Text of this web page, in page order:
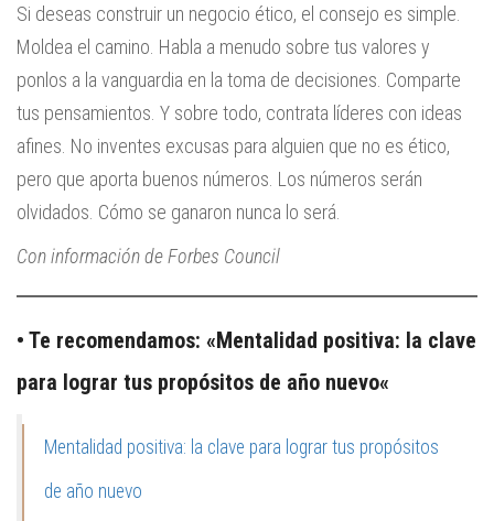
Si deseas construir un negocio ético, el consejo es simple.
Moldea el camino. Habla a menudo sobre tus valores y
ponlos a la vanguardia en la toma de decisiones. Comparte
tus pensamientos. Y sobre todo, contrata líderes con ideas
afines. No inventes excusas para alguien que no es ético,
pero que aporta buenos números. Los números serán
olvidados. Cómo se ganaron nunca lo será.
Con información de Forbes Council
• Te recomendamos: «Mentalidad positiva: la clave
para lograr tus propósitos de año nuevo«
Mentalidad positiva: la clave para lograr tus propósitos
de año nuevo